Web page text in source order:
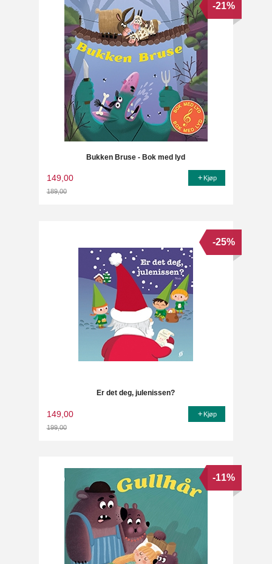
Bukken Bruse - Bok med lyd
149,00
189,00
-21%
Kjøp
Er det deg, julenissen?
149,00
199,00
-25%
Kjøp
-11%